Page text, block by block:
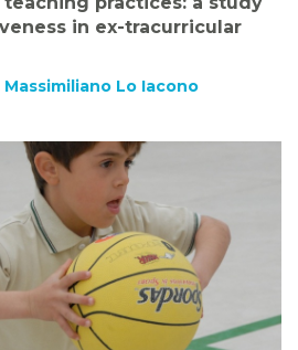
in ex-tracurricular
Lo Iacono